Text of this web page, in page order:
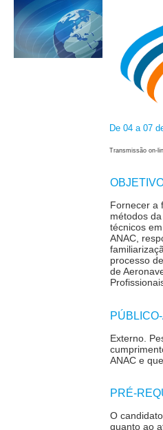
De 04 a 07
Transmissão on-
Fornecer a
métodos
técnicos
ANAC,
processo
de
Externo.
ANAC e
PRÉ-
O
quanto ao